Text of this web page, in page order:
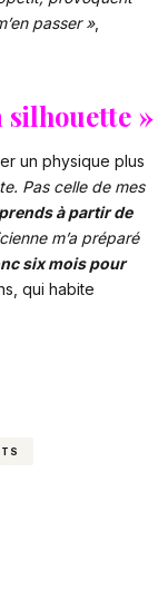
passer »,
silhouette »
un physique plus
Pas celle de mes
à partir de
m’a préparé
six mois pour
qui habite